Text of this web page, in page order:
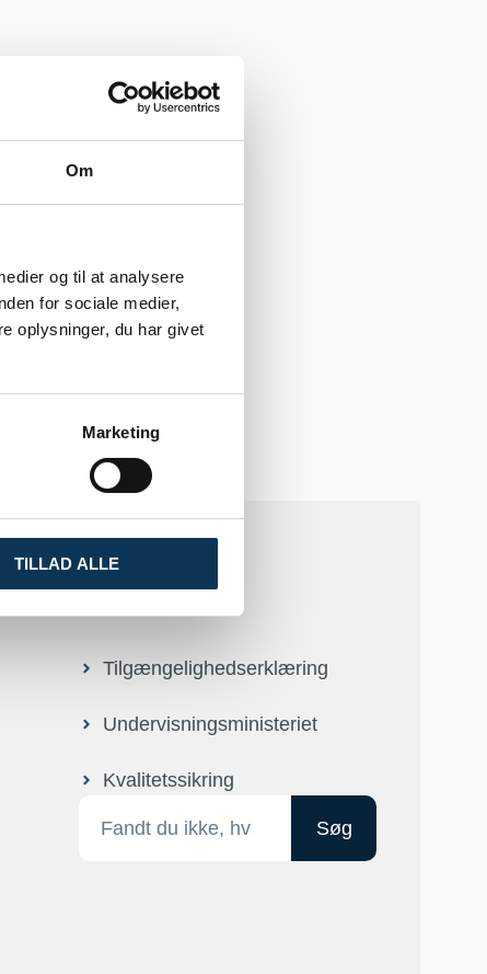
Om
og til at analysere
for sociale medier,
oplysninger, du har givet
Marketing
TILLAD ALLE
Tilgængelighedserklæring
Undervisningsministeriet
Kvalitetssikring
Søg